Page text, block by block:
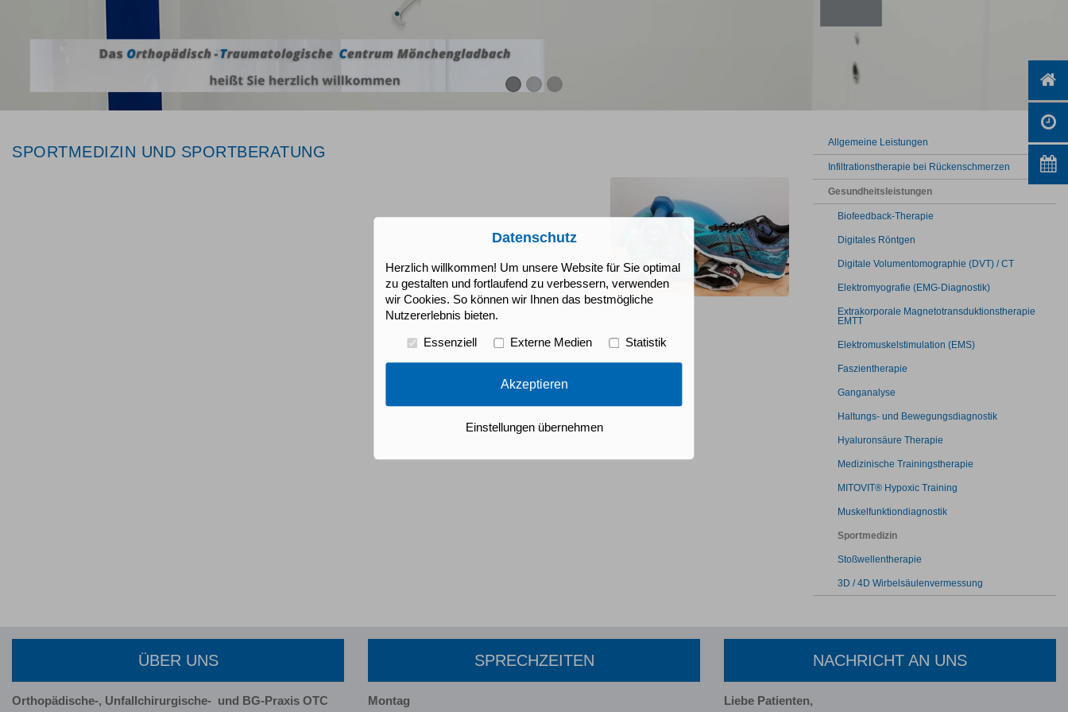
SPORTMEDIZIN UND SPORTBERATUNG
Allgemeine Leistungen
Infiltrationstherapie bei Rückenschmerzen
Gesundheitsleistungen
Biofeedback-Therapie
Digitales Röntgen
Digitale Volumentomographie (DVT) / CT
Elektromyografie (EMG-Diagnostik)
Extrakorporale Magnetotransduktionstherapie
EMTT
Elektromuskelstimulation (EMS)
Faszientherapie
Ganganalyse
Haltungs- und Bewegungsdiagnostik
Hyaluronsäure Therapie
Medizinische Trainingstherapie
MITOVIT® Hypoxic Training
Muskelfunktiondiagnostik
Sportmedizin
Stoßwellentherapie
3D / 4D Wirbelsäulenvermessung
ÜBER UNS
Orthopädische-, Unfallchirurgische- und BG-Praxis OTC
SPRECHZEITEN
Montag
NACHRICHT AN UNS
Liebe Patienten,
Datenschutz
Herzlich willkommen! Um unsere Website für Sie optimal
zu gestalten und fortlaufend zu verbessern, verwenden
wir Cookies. So können wir Ihnen das bestmögliche
Nutzererlebnis bieten.
Essenziell Externe Medien Statistik
Akzeptieren
Einstellungen übernehmen